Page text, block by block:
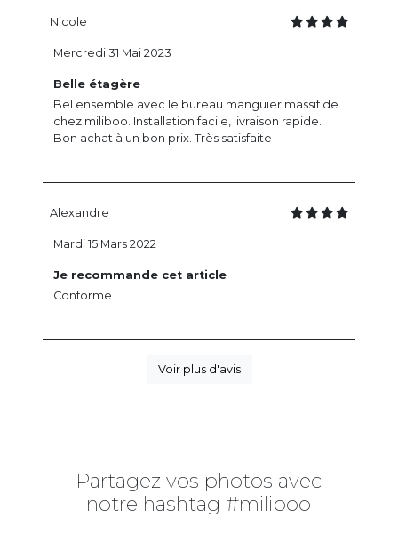
Nicole
Belle étagère
Bel ensemble avec le bureau manguier massif de
chez miliboo. Installation facile, livraison rapide.
Bon achat à un bon prix. Très satisfaite
Mercredi 31 Mai 2023
Alexandre
Je recommande cet article
Conforme
Mardi 15 Mars 2022
Voir plus d'avis
Partagez vos photos avec
notre hashtag #miliboo